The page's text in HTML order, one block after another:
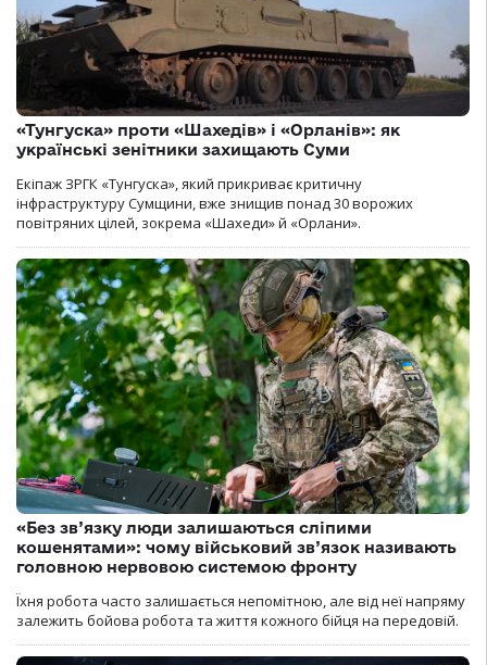
«Тунгуска» проти «Шахедів» і «Орланів»: як
українські зенітники захищають Суми
Екіпаж ЗРГК «Тунгуска», який прикриває критичну
інфраструктуру Сумщини, вже знищив понад 30 ворожих
повітряних цілей, зокрема «Шахеди» й «Орлани».
«Без зв’язку люди залишаються сліпими
кошенятами»: чому військовий зв’язок називають
головною нервовою системою фронту
Їхня робота часто залишається непомітною, але від неї напряму
залежить бойова робота та життя кожного бійця на передовій.